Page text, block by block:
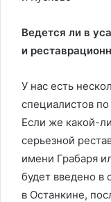
Ведется ли в
и
У нас есть
специалистов
Если же какой-
серьезной
имени Грабаря
будет введено в
в Останкине,